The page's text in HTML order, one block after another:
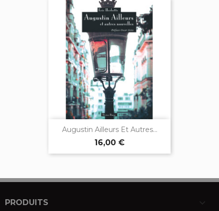
Augustin Ailleurs Et Autres...
16,00 €
PRODUITS 